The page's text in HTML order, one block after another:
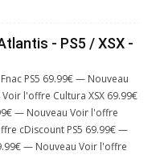
- PS5 / XSX -
PS5 69.99€ — Nouveau
l'offre Cultura XSX 69.99€
— Nouveau Voir l'offre
cDiscount PS5 69.99€ —
— Nouveau Voir l'offre